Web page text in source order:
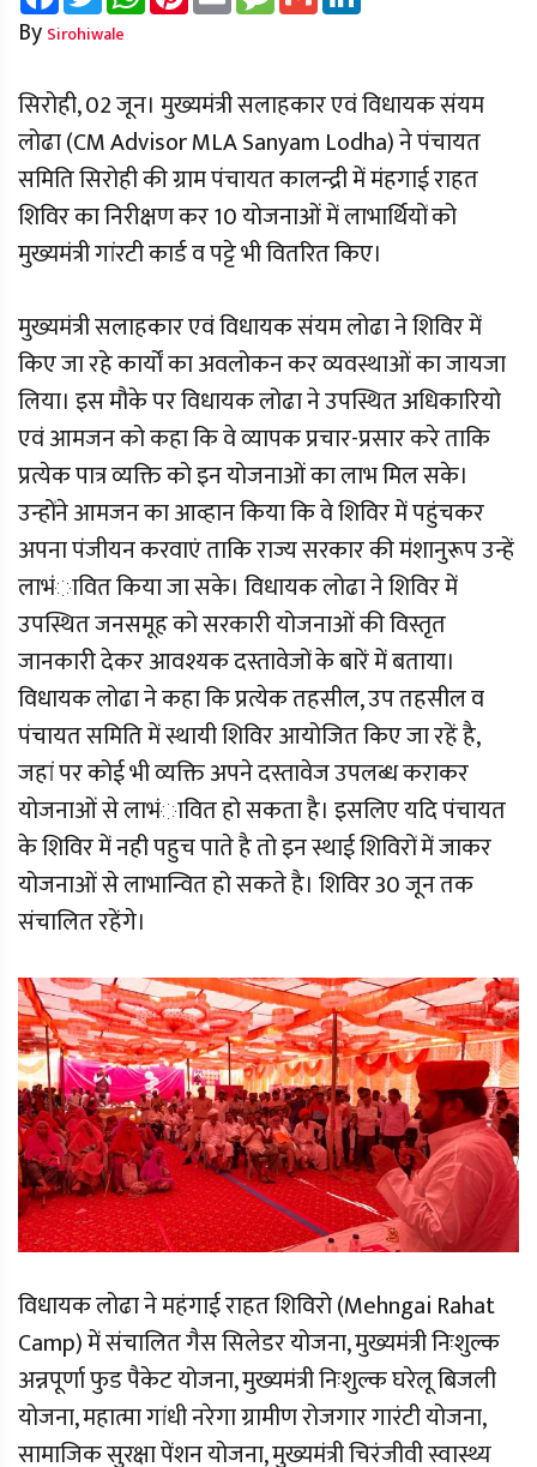
By Sirohiwale
सिरोही, 02 जून। मुख्यमंत्री सलाहकार एवं विधायक संयम
लोढा (CM Advisor MLA Sanyam Lodha) ने पंचायत
समिति सिरोही की ग्राम पंचायत कालन्द्री में मंहगाई राहत
शिविर का निरीक्षण कर 10 योजनाओं में लाभार्थियों को
मुख्यमंत्री गांरटी कार्ड व पट्टे भी वितरित किए।
मुख्यमंत्री सलाहकार एवं विधायक संयम लोढा ने शिविर में
किए जा रहे कार्यों का अवलोकन कर व्यवस्थाओं का जायजा
लिया। इस मौके पर विधायक लोढा ने उपस्थित अधिकारियो
एवं आमजन को कहा कि वे व्यापक प्रचार-प्रसार करे ताकि
प्रत्येक पात्र व्यक्ति को इन योजनाओं का लाभ मिल सके।
उन्होंने आमजन का आव्हान किया कि वे शिविर में पहुंचकर
अपना पंजीयन करवाएं ताकि राज्य सरकार की मंशानुरूप उन्हें
लाभंावित किया जा सके। विधायक लोढा ने शिविर में
उपस्थित जनसमूह को सरकारी योजनाओं की विस्तृत
जानकारी देकर आवश्यक दस्तावेजों के बारें में बताया।
विधायक लोढा ने कहा कि प्रत्येक तहसील, उप तहसील व
पंचायत समिति में स्थायी शिविर आयोजित किए जा रहें है,
जहां पर कोई भी व्यक्ति अपने दस्तावेज उपलब्ध कराकर
योजनाओं से लाभंावित हो सकता है। इसलिए यदि पंचायत
के शिविर में नही पहुच पाते है तो इन स्थाई शिविरों में जाकर
योजनाओं से लाभान्वित हो सकते है। शिविर 30 जून तक
संचालित रहेंगे।
विधायक लोढा ने महंगाई राहत शिविरो (Mehngai Rahat
Camp) में संचालित गैस सिलेडर योजना, मुख्यमंत्री निःशुल्क
अन्नपूर्णा फुड पैकेट योजना, मुख्यमंत्री निःशुल्क घरेलू बिजली
योजना, महात्मा गांधी नरेगा ग्रामीण रोजगार गारंटी योजना,
सामाजिक सुरक्षा पेंशन योजना, मुख्यमंत्री चिरंजीवी स्वास्थ्य